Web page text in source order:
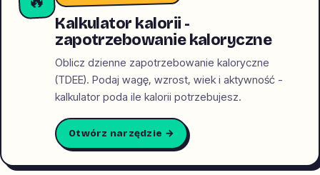
Kalkulator kalorii -
zapotrzebowanie kaloryczne
Oblicz dzienne zapotrzebowanie kaloryczne
(TDEE). Podaj wagę, wzrost, wiek i aktywność -
kalkulator poda ile kalorii potrzebujesz.
Otwórz narzędzie →